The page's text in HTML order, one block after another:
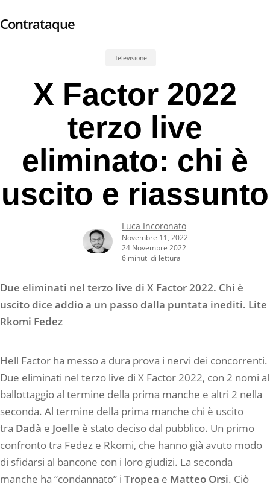
to
Contrataque
Televisione
X Factor 2022
terzo live
eliminato: chi è
uscito e riassunto
Luca Incoronato
Novembre 11, 2022
24 Novembre 2022
6 minuti di lettura
Due eliminati nel terzo live di X Factor 2022. Chi è
uscito dice addio a un passo dalla puntata inediti. Lite
Rkomi Fedez
Hell Factor ha messo a dura prova i nervi dei concorrenti.
Due eliminati nel terzo live di X Factor 2022, con 2 nomi al
ballottaggio al termine della prima manche e altri 2 nella
seconda. Al termine della prima manche chi è uscito
tra Dadà e Joelle è stato deciso dal pubblico. Un primo
confronto tra Fedez e Rkomi, che hanno già avuto modo
di sfidarsi al bancone con i loro giudizi. La seconda
manche ha “condannato” i Tropea e Matteo Orsi. Ciò